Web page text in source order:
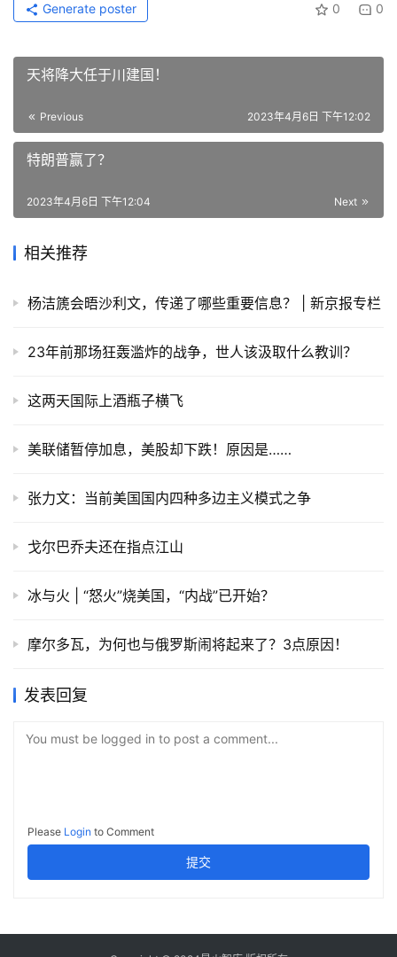
0 0
Generate poster
天将降大任于川建国！
Previous 2023年4月6日 下午12:02
特朗普赢了？
Next
2023年4月6日 下午12:04
相关推荐
杨洁篪会晤沙利文，传递了哪些重要信息？ | 新京报专栏
23年前那场狂轰滥炸的战争，世人该汲取什么教训？
这两天国际上酒瓶子横飞
美联储暂停加息，美股却下跌！原因是……
张力文：当前美国国内四种多边主义模式之争
戈尔巴乔夫还在指点江山
冰与火 | “怒火”烧美国，“内战”已开始？
摩尔多瓦，为何也与俄罗斯闹将起来了？3点原因！
发表回复
You must be logged in to post a comment...
Please Login to Comment
提交